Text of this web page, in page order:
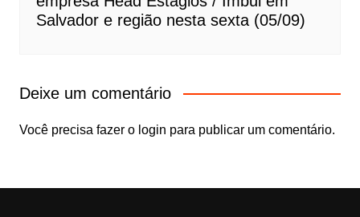
Salvador e região nesta sexta (05/09)
Deixe um comentário
Você precisa fazer o login para publicar um comentário.